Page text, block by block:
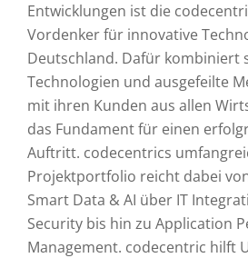
Entwicklungen ist die
Vordenker für innovative
Deutschland. Dafür kombiniert
Technologien und ausgefeilte
mit ihren Kunden aus allen
das Fundament für einen
Auftritt. codecentrics
Projektportfolio reicht dabei
Smart Data & AI über IT
Security bis hin zu Application
Management. codecentric hilft